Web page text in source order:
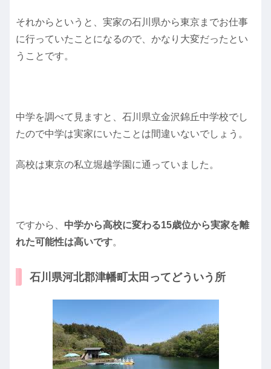
それからというと、実家の石川県から東京までお仕事
に行っていたことになるので、かなり大変だったとい
うことです。
中学を調べて見ますと、石川県立金沢錦丘中学校でし
たので中学は実家にいたことは間違いないでしょう。
高校は東京の私立堀越学園に通っていました。
ですから、 中学から高校に変わる15歳位から実家を離
れた可能性は高いです。
石川県河北郡津幡町太田ってどういう所